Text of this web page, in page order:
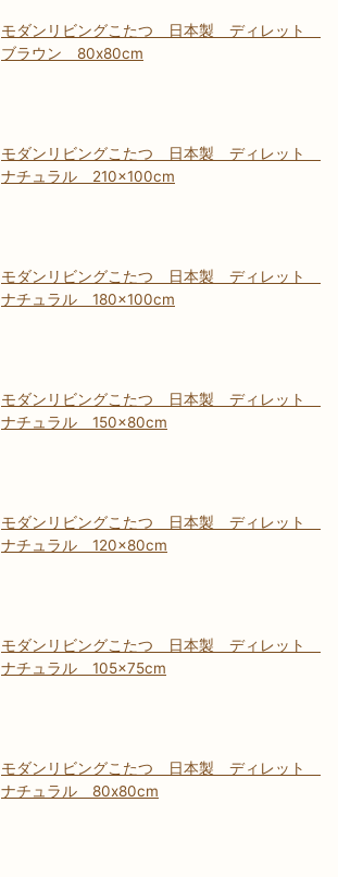
モダンリビングこたつ 日本製 ディレット
ブラウン 80x80cm
モダンリビングこたつ 日本製 ディレット
ナチュラル 210×100cm
モダンリビングこたつ 日本製 ディレット
ナチュラル 180×100cm
モダンリビングこたつ 日本製 ディレット
ナチュラル 150×80cm
モダンリビングこたつ 日本製 ディレット
ナチュラル 120×80cm
モダンリビングこたつ 日本製 ディレット
ナチュラル 105×75cm
モダンリビングこたつ 日本製 ディレット
ナチュラル 80x80cm